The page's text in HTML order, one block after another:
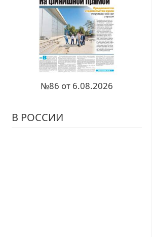
№86 от 6.08.2026
В РОССИИ